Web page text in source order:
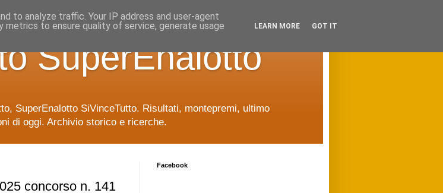
SuperEnalotto
SuperEnalotto SiVinceTutto. Risultati, montepremi, ultimo
di oggi. Archivio storico e ricerche.
concorso n. 141
Facebook
to analyze traffic. Your IP address and user-agent
metrics to ensure quality of service, generate usage
LEARN MORE GOT IT